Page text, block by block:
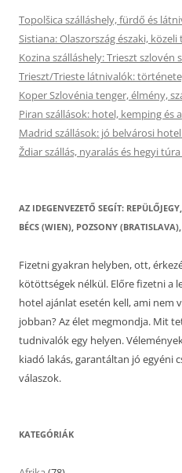
Topolšica szálláshely, fürdő és
Sistiana: Olaszország északi,
Kozina szálláshely: Trieszt szlovén
Trieszt/Trieste látnivalók:
Koper Szlovénia tenger, élmény,
Piran szállások: hotel, kemping és
Madrid szállások: jó belvárosi
Ždiar szállás, nyaralás és hegyi
AZ IDEGENVEZETŐ SEGÍT:
BÉCS (WIEN), POZSONY
Fizetni gyakran helyben, ott,
kötöttségek nélkül. Előre fizetni a
hotel ajánlat esetén kell, ami nem
jobban? Az élet megmondja. Mit
tudnivalók egy helyen.
kiadó lakás, garantáltan jó egyéni
válaszok.
KATEGÓRIÁK